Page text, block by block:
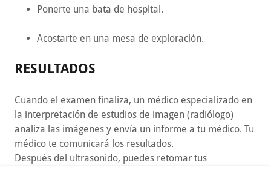
Ponerte una bata de hospital.
Acostarte en una mesa de exploración.
RESULTADOS
Cuando el examen finaliza, un médico especializado en
la interpretación de estudios de imagen (radiólogo)
analiza las imágenes y envía un informe a tu médico. Tu
médico te comunicará los resultados.
Después del ultrasonido, puedes retomar tus